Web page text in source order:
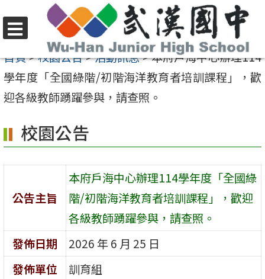
至
要
內
區
選
單
首頁>校園公告>活動訊息>本府戶海中心辦理114
學年度「全國綠階/初階海洋教育者培訓課程」，歡
迎各級教師踴躍參與，請查照。
校園公告
公告主旨
本府戶海中心辦理114學年度「全國綠
階/初階海洋教育者培訓課程」，歡迎
各級教師踴躍參與，請查照。
發佈日期
2026 年 6 月 25 日
發佈單位
訓育組